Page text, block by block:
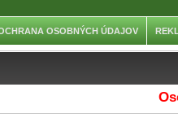
OSOBNÝCH ÚDAJOV